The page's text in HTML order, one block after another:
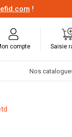
!
compte Saisie
Nos